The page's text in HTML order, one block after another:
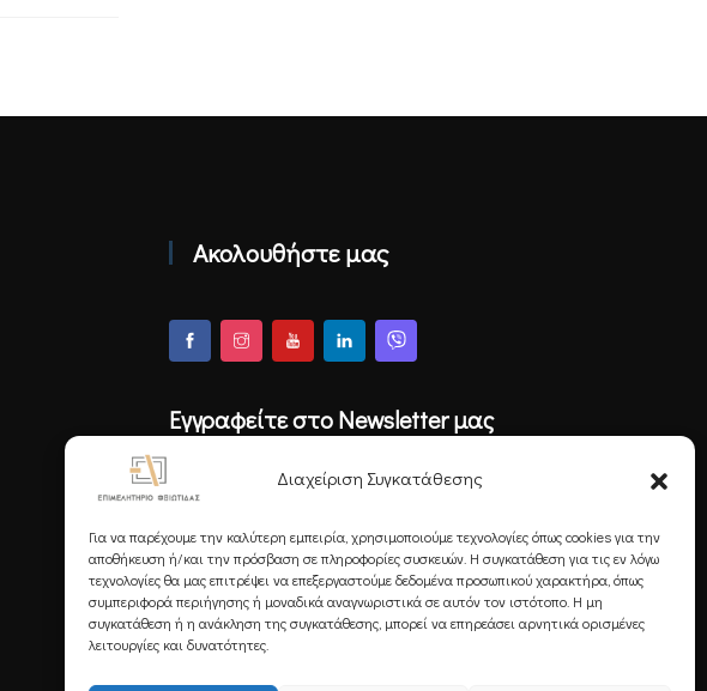
Διαχείριση Συγκατάθεσης
Για να παρέχουμε την καλύτερη εμπειρία, χρησιμοποιούμε τεχνολογίες όπως cookies για την
αποθήκευση ή/και την πρόσβαση σε πληροφορίες συσκευών. Η συγκατάθεση για τις εν λόγω
τεχνολογίες θα μας επιτρέψει να επεξεργαστούμε δεδομένα προσωπικού χαρακτήρα, όπως
συμπεριφορά περιήγησης ή μοναδικά αναγνωριστικά σε αυτόν τον ιστότοπο. Η μη
συγκατάθεση ή η ανάκληση της συγκατάθεσης, μπορεί να επηρεάσει αρνητικά ορισμένες
λειτουργίες και δυνατότητες.
Ακολουθήστε μας
Εγγραφείτε στο Newsletter μας
Εγγραφή